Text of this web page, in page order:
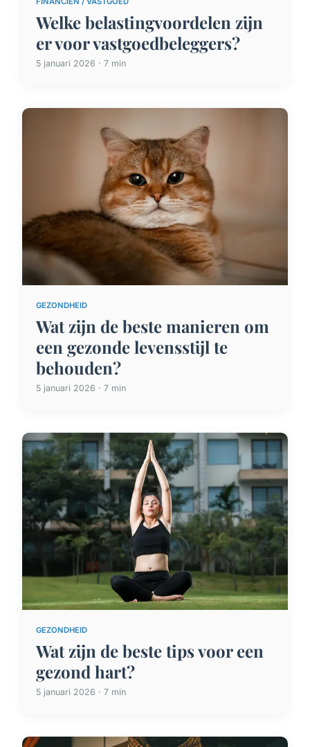
Welke belastingvoordelen zijn
er voor vastgoedbeleggers?
5 januari 2026 · 7 min
GEZONDHEID
Wat zijn de beste manieren om
een gezonde levensstijl te
behouden?
5 januari 2026 · 7 min
GEZONDHEID
Wat zijn de beste tips voor een
gezond hart?
5 januari 2026 · 7 min